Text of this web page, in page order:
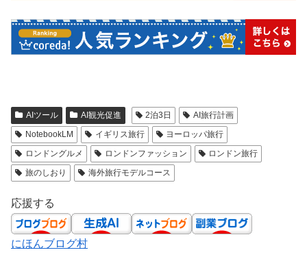
AIツール AI観光促進 2泊3日
AI旅行計画
NotebookLM
イギリス旅行
ヨーロッパ旅行
ロンドングルメ
ロンドンファッション
ロンドン旅行
旅のしおり
海外旅行モデルコース
応援する
にほんブログ村